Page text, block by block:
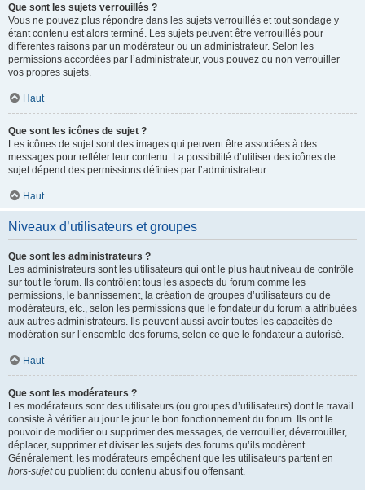
Que sont les sujets verrouillés ?
Vous ne pouvez plus répondre dans les sujets verrouillés et tout sondage y
étant contenu est alors terminé. Les sujets peuvent être verrouillés pour
différentes raisons par un modérateur ou un administrateur. Selon les
permissions accordées par l’administrateur, vous pouvez ou non verrouiller
vos propres sujets.
Haut
Que sont les icônes de sujet ?
Les icônes de sujet sont des images qui peuvent être associées à des
messages pour refléter leur contenu. La possibilité d’utiliser des icônes de
sujet dépend des permissions définies par l’administrateur.
Haut
Niveaux d’utilisateurs et groupes
Que sont les administrateurs ?
Les administrateurs sont les utilisateurs qui ont le plus haut niveau de contrôle
sur tout le forum. Ils contrôlent tous les aspects du forum comme les
permissions, le bannissement, la création de groupes d’utilisateurs ou de
modérateurs, etc., selon les permissions que le fondateur du forum a attribuées
aux autres administrateurs. Ils peuvent aussi avoir toutes les capacités de
modération sur l’ensemble des forums, selon ce que le fondateur a autorisé.
Haut
Que sont les modérateurs ?
Les modérateurs sont des utilisateurs (ou groupes d’utilisateurs) dont le travail
consiste à vérifier au jour le jour le bon fonctionnement du forum. Ils ont le
pouvoir de modifier ou supprimer des messages, de verrouiller, déverrouiller,
déplacer, supprimer et diviser les sujets des forums qu’ils modèrent.
Généralement, les modérateurs empêchent que les utilisateurs partent en
hors-sujetou publient du contenu abusif ou offensant.